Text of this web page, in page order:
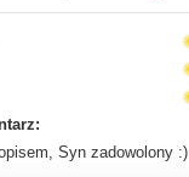
Syn zadowolony :)